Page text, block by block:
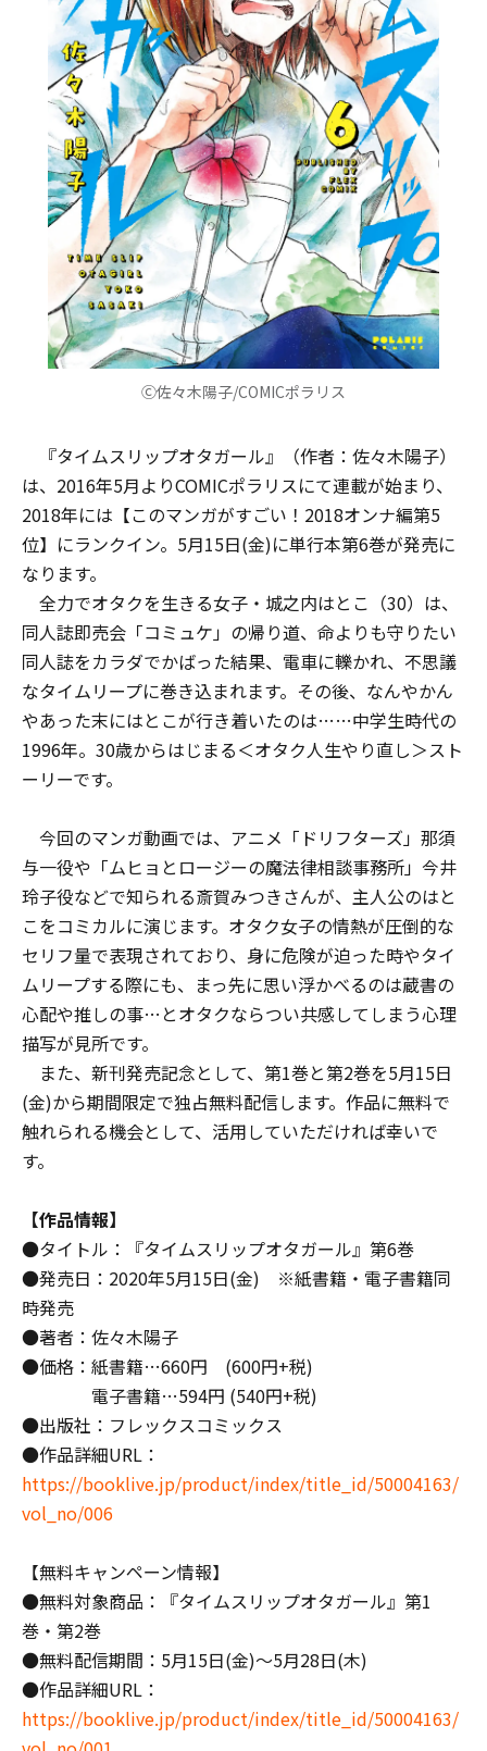
Ⓒ佐々木陽子/COMICポラリス
『タイムスリップオタガール』（作者：佐々木陽子）
は、2016年5月よりCOMICポラリスにて連載が始まり、
2018年には【このマンガがすごい！2018オンナ編第5
位】にランクイン。5月15日(金)に単行本第6巻が発売に
なります。
全力でオタクを生きる女子・城之内はとこ（30）は、
同人誌即売会「コミュケ」の帰り道、命よりも守りたい
同人誌をカラダでかばった結果、電車に轢かれ、不思議
なタイムリープに巻き込まれます。その後、なんやかん
やあった末にはとこが行き着いたのは……中学生時代の
1996年。30歳からはじまる＜オタク人生やり直し＞スト
ーリーです。
今回のマンガ動画では、アニメ「ドリフターズ」那須
与一役や「ムヒョとロージーの魔法律相談事務所」今井
玲子役などで知られる斎賀みつきさんが、主人公のはと
こをコミカルに演じます。オタク女子の情熱が圧倒的な
セリフ量で表現されており、身に危険が迫った時やタイ
ムリープする際にも、まっ先に思い浮かべるのは蔵書の
心配や推しの事…とオタクならつい共感してしまう心理
描写が見所です。
また、新刊発売記念として、第1巻と第2巻を5月15日
(金)から期間限定で独占無料配信します。作品に無料で
触れられる機会として、活用していただければ幸いで
す。
【作品情報】
●タイトル：『タイムスリップオタガール』第6巻
●発売日：2020年5月15日(金) ※紙書籍・電子書籍同
時発売
●著者：佐々木陽子
●価格：紙書籍…660円 (600円+税)
電子書籍…594円 (540円+税)
●出版社：フレックスコミックス
●作品詳細URL：
https://booklive.jp/product/index/title_id/50004163/
vol_no/006
【無料キャンペーン情報】
●無料対象商品：『タイムスリップオタガール』第1
巻・第2巻
●無料配信期間：5月15日(金)～5月28日(木)
●作品詳細URL：
https://booklive.jp/product/index/title_id/50004163/